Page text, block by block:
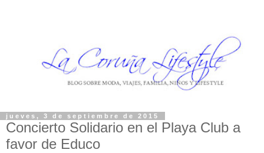
jueves, 3 de septiembre de 2015
Concierto Solidario en el Playa Club a
favor de Educo